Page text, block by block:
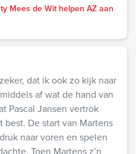
Mees de Wit helpen AZ aan
dat ik ook zo kijk naar
af wat de hand van
Pascal Jansen vertrok
De start van Martens
naar voren en spelen
Toen Martens z’n